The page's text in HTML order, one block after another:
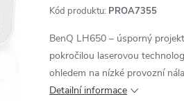
Kód produktu: PROA7355
BenQ LH650 – úsporný
pokročilou laserovou
ohledem na nízké provozní
Detailní informace